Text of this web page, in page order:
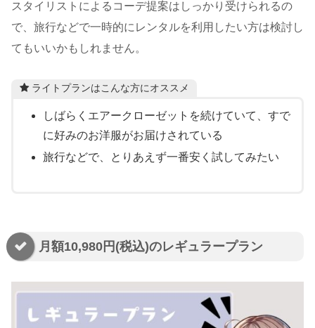
スタイリストによるコーデ提案はしっかり受けられるの
で、旅行などで一時的にレンタルを利用したい方は検討し
てもいいかもしれません。
ライトプランはこんな方にオススメ
しばらくエアークローゼットを続けていて、すで
に好みのお洋服がお届けされている
旅行などで、とりあえず一番安く試してみたい
月額10,980円(税込)のレギュラープラン